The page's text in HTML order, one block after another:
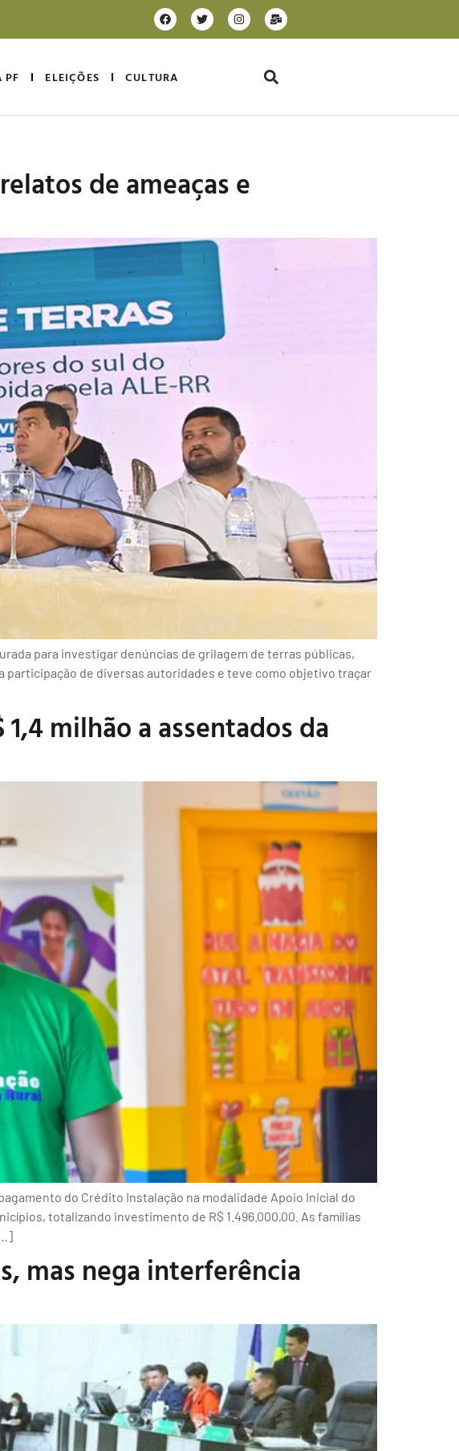
PF ELEIÇÕES CULTURA
de ameaças e
para investigar denúncias de grilagem de terras públicas,
participação de diversas autoridades e teve como objetivo traçar
milhão a assentados da
do Crédito Instalação na modalidade Apoio Inicial do
totalizando investimento de R$ 1.496.000,00. As famílias
mas nega interferência